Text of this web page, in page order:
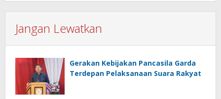
Jangan Lewatkan
Gerakan Kebijakan Pancasila Garda
Terdepan Pelaksanaan Suara Rakyat